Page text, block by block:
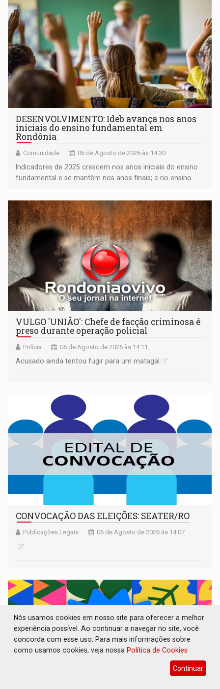
DESENVOLVIMENTO: Ideb avança nos anos
iniciais do ensino fundamental em
Rondônia
Comunidade 06 de Agosto de 2026 às 14:30
Indicadores de 2025 crescem nos anos iniciais do ensino
fundamental e se mantêm nos anos finais; e no ensino
VULGO 'UNIÃO': Chefe de facção criminosa é
preso durante operação policial
Polícia 06 de Agosto de 2026 às 14:11
Acusado ainda tentou fugir para um matagal
CONVOCAÇÃO DAS ELEIÇÕES: SEATER/RO
Publicações Legais 06 de Agosto de 2026 às 14:07
Nós usamos cookies em nosso site para oferecer a melhor
experiência possível. Ao continuar a navegar no site, você
concorda com esse uso. Para mais informações sobre
como usamos cookies, veja nossa Política de Cookies
Continuar